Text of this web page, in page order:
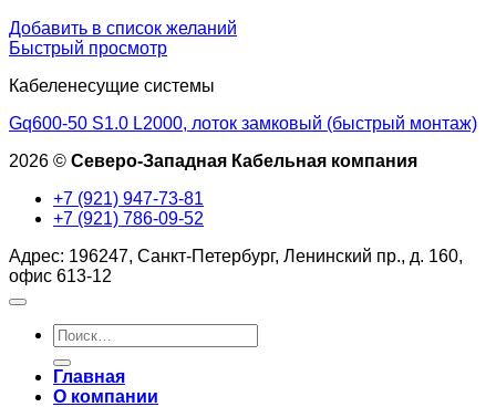
Добавить в список желаний
Быстрый просмотр
Кабеленесущие системы
Gq600-50 S1.0 L2000, лоток замковый (быстрый монтаж)
2026 © Северо-Западная Кабельная компания
+7 (921) 947-73-81
+7 (921) 786-09-52
Адрес: 196247, Санкт-Петербург, Ленинский пр., д. 160,
офис 613-12
Искать:
Главная
О компании